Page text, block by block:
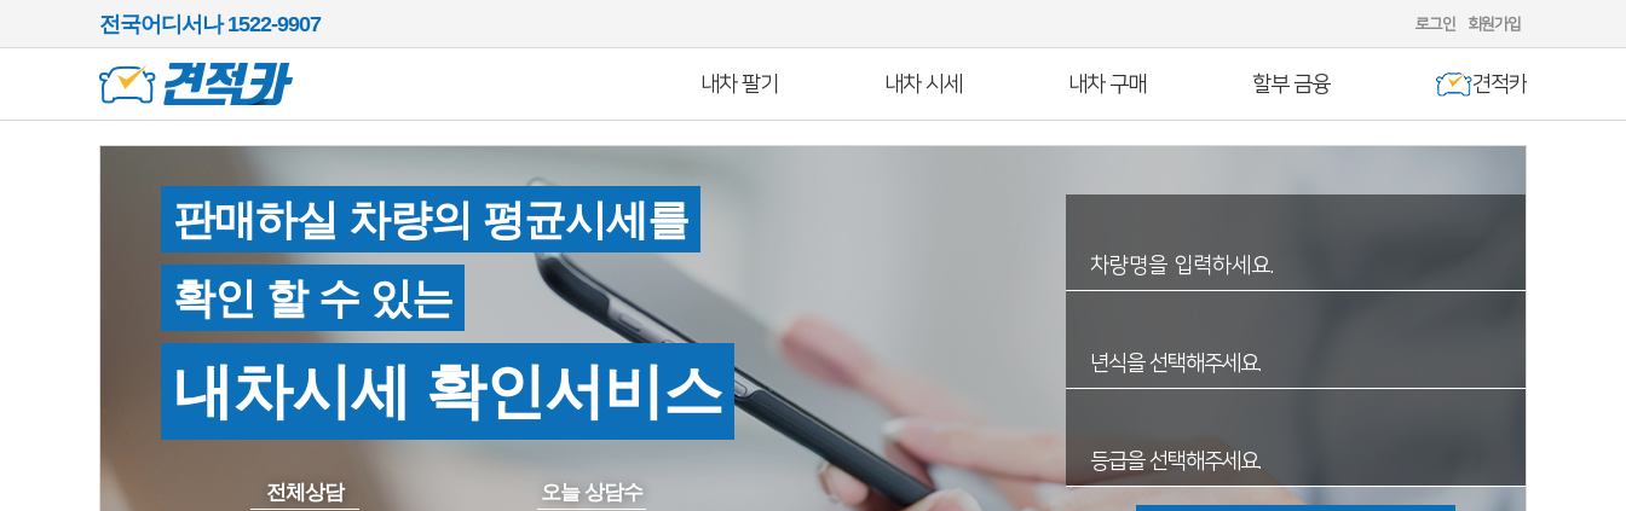
전국어디서나 1522-9907 로그인 회원가입
내차 팔기 내차 시세 내차 구매 할부 금융 견적카
판매하실 차량의 평균시세를
확인 할 수 있는
내차시세 확인서비스
전체상담 오늘 상담수
년식을 선택해주세요.
등급을 선택해주세요.